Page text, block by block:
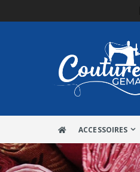
ACCESSOIRES